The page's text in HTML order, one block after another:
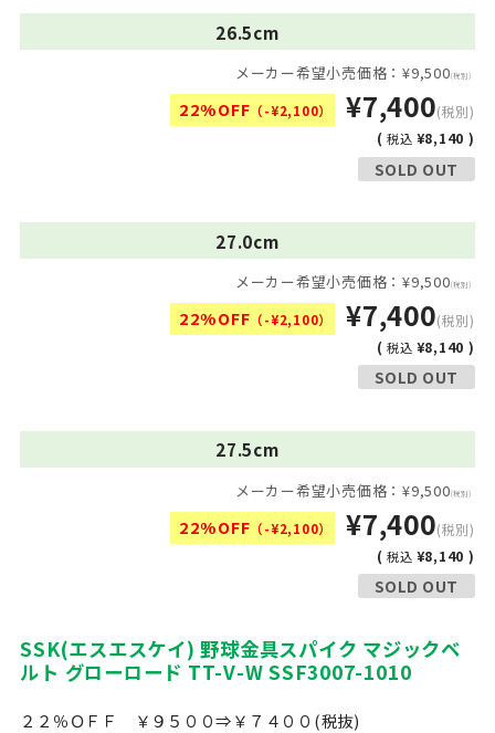
26.5cm
メーカー希望小売価格：¥9,500(税別)
22%OFF （-¥2,100） ¥7,400(税別)
(税込 ¥8,140 )
SOLD OUT
27.0cm
メーカー希望小売価格：¥9,500(税別)
22%OFF （-¥2,100） ¥7,400(税別)
(税込 ¥8,140 )
SOLD OUT
27.5cm
メーカー希望小売価格：¥9,500(税別)
22%OFF （-¥2,100） ¥7,400(税別)
(税込 ¥8,140 )
SOLD OUT
SSK(エスエスケイ) 野球金具スパイク マジックベ
ルト グローロード TT-V-W SSF3007-1010
２２％ＯＦＦ ￥９５００⇒￥７４００(税抜)